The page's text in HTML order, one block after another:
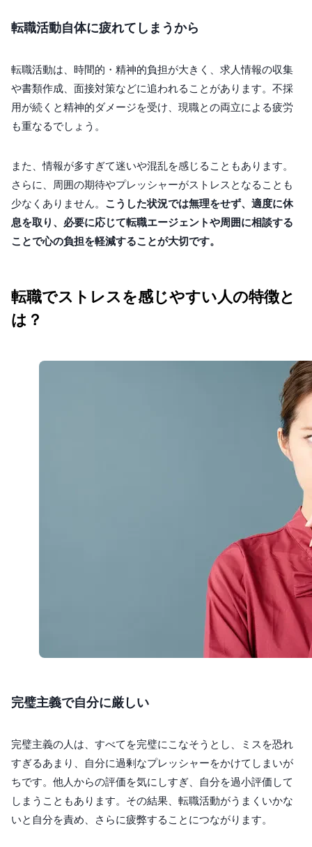
転職活動自体に疲れてしまうから
転職活動は、時間的・精神的負担が大きく、求人情報の収集
や書類作成、面接対策などに追われることがあります。不採
用が続くと精神的ダメージを受け、現職との両立による疲労
も重なるでしょう。
また、情報が多すぎて迷いや混乱を感じることもあります。
さらに、周囲の期待やプレッシャーがストレスとなることも
少なくありません。 こうした状況では無理をせず、適度に休
息を取り、必要に応じて転職エージェントや周囲に相談する
ことで心の負担を軽減することが大切です。
転職でストレスを感じやすい人の特徴と
は？
完璧主義で自分に厳しい
完璧主義の人は、すべてを完璧にこなそうとし、ミスを恐れ
すぎるあまり、自分に過剰なプレッシャーをかけてしまいが
ちです。他人からの評価を気にしすぎ、自分を過小評価して
しまうこともあります。その結果、転職活動がうまくいかな
いと自分を責め、さらに疲弊することにつながります。